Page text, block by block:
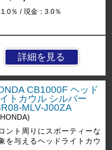
詳細を見る
％ / 現金：3.0％
CB1000F ヘッド
トカウル シルバー
MLV-J00ZA
ント周りにスポーティーな
を与えるヘッドライトカウ